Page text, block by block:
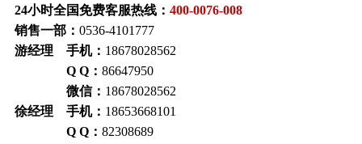
24小时全国免费客服热线： 400-0076-008
销售一部： 0536-4101777
游经理 手机： 18678028562
Q Q： 86647950
微信： 18678028562
徐经理 手机： 18653668101
Q Q： 82308689